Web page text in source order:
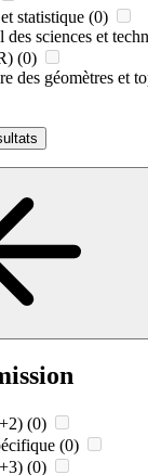
statistique (0)
sciences et
(0)
des géomètres et
(0)
(0)
(0)